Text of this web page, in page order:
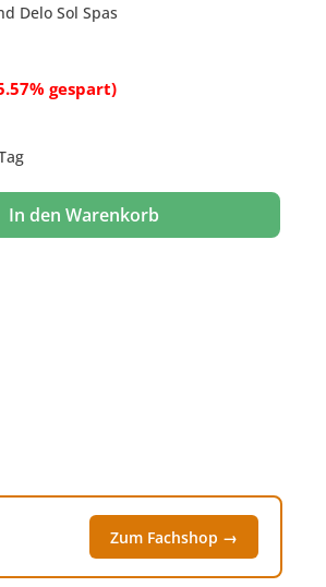
Delo Sol Spas
gespart)
ein oder benutze die Schaltflächen um die
In den Warenkorb
Zum Fachshop →